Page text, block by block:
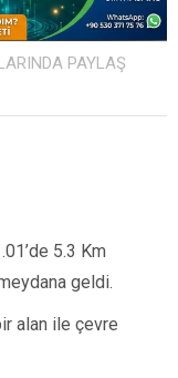
PAYLAŞ
5.3 Km
geldi.
alan ile çevre